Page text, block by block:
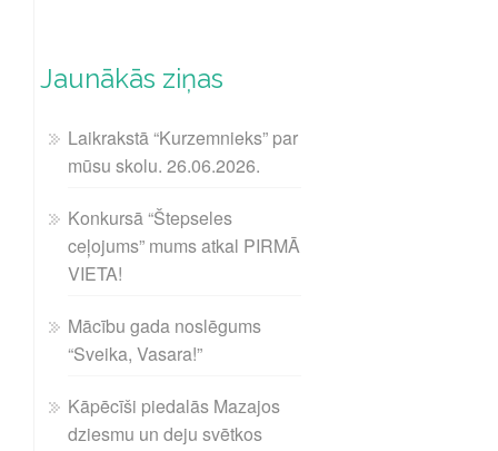
Jaunākās ziņas
Laikrakstā “Kurzemnieks” par
mūsu skolu. 26.06.2026.
Konkursā “Štepseles
ceļojums” mums atkal PIRMĀ
VIETA!
Mācību gada noslēgums
“Sveika, Vasara!”
Kāpēcīši piedalās Mazajos
dziesmu un deju svētkos